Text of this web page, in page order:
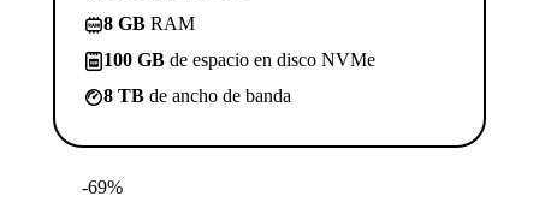
8 GB RAM
100 GB de espacio en disco NVMe
8 TB de ancho de banda
-69%